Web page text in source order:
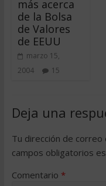
más acerca
de la Bolsa
de Valores
de EEUU
marzo 15,
2004
15
Deja una
Tu dirección de correo
campos obligatorios
Comentario *